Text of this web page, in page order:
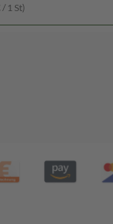
1 St)